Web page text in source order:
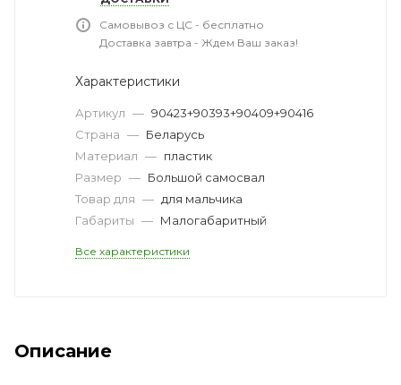
Самовывоз с ЦС - бесплатно
Доставка завтра - Ждем Ваш заказ!
Характеристики
Артикул — 90423+90393+90409+90416
Страна — Беларусь
Материал — пластик
Размер — Большой самосвал
Товар для — для мальчика
Габариты — Малогабаритный
Все характеристики
Описание